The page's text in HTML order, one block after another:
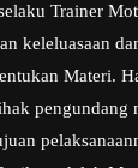
Trainer
keleluasaan
Materi.
pengundang